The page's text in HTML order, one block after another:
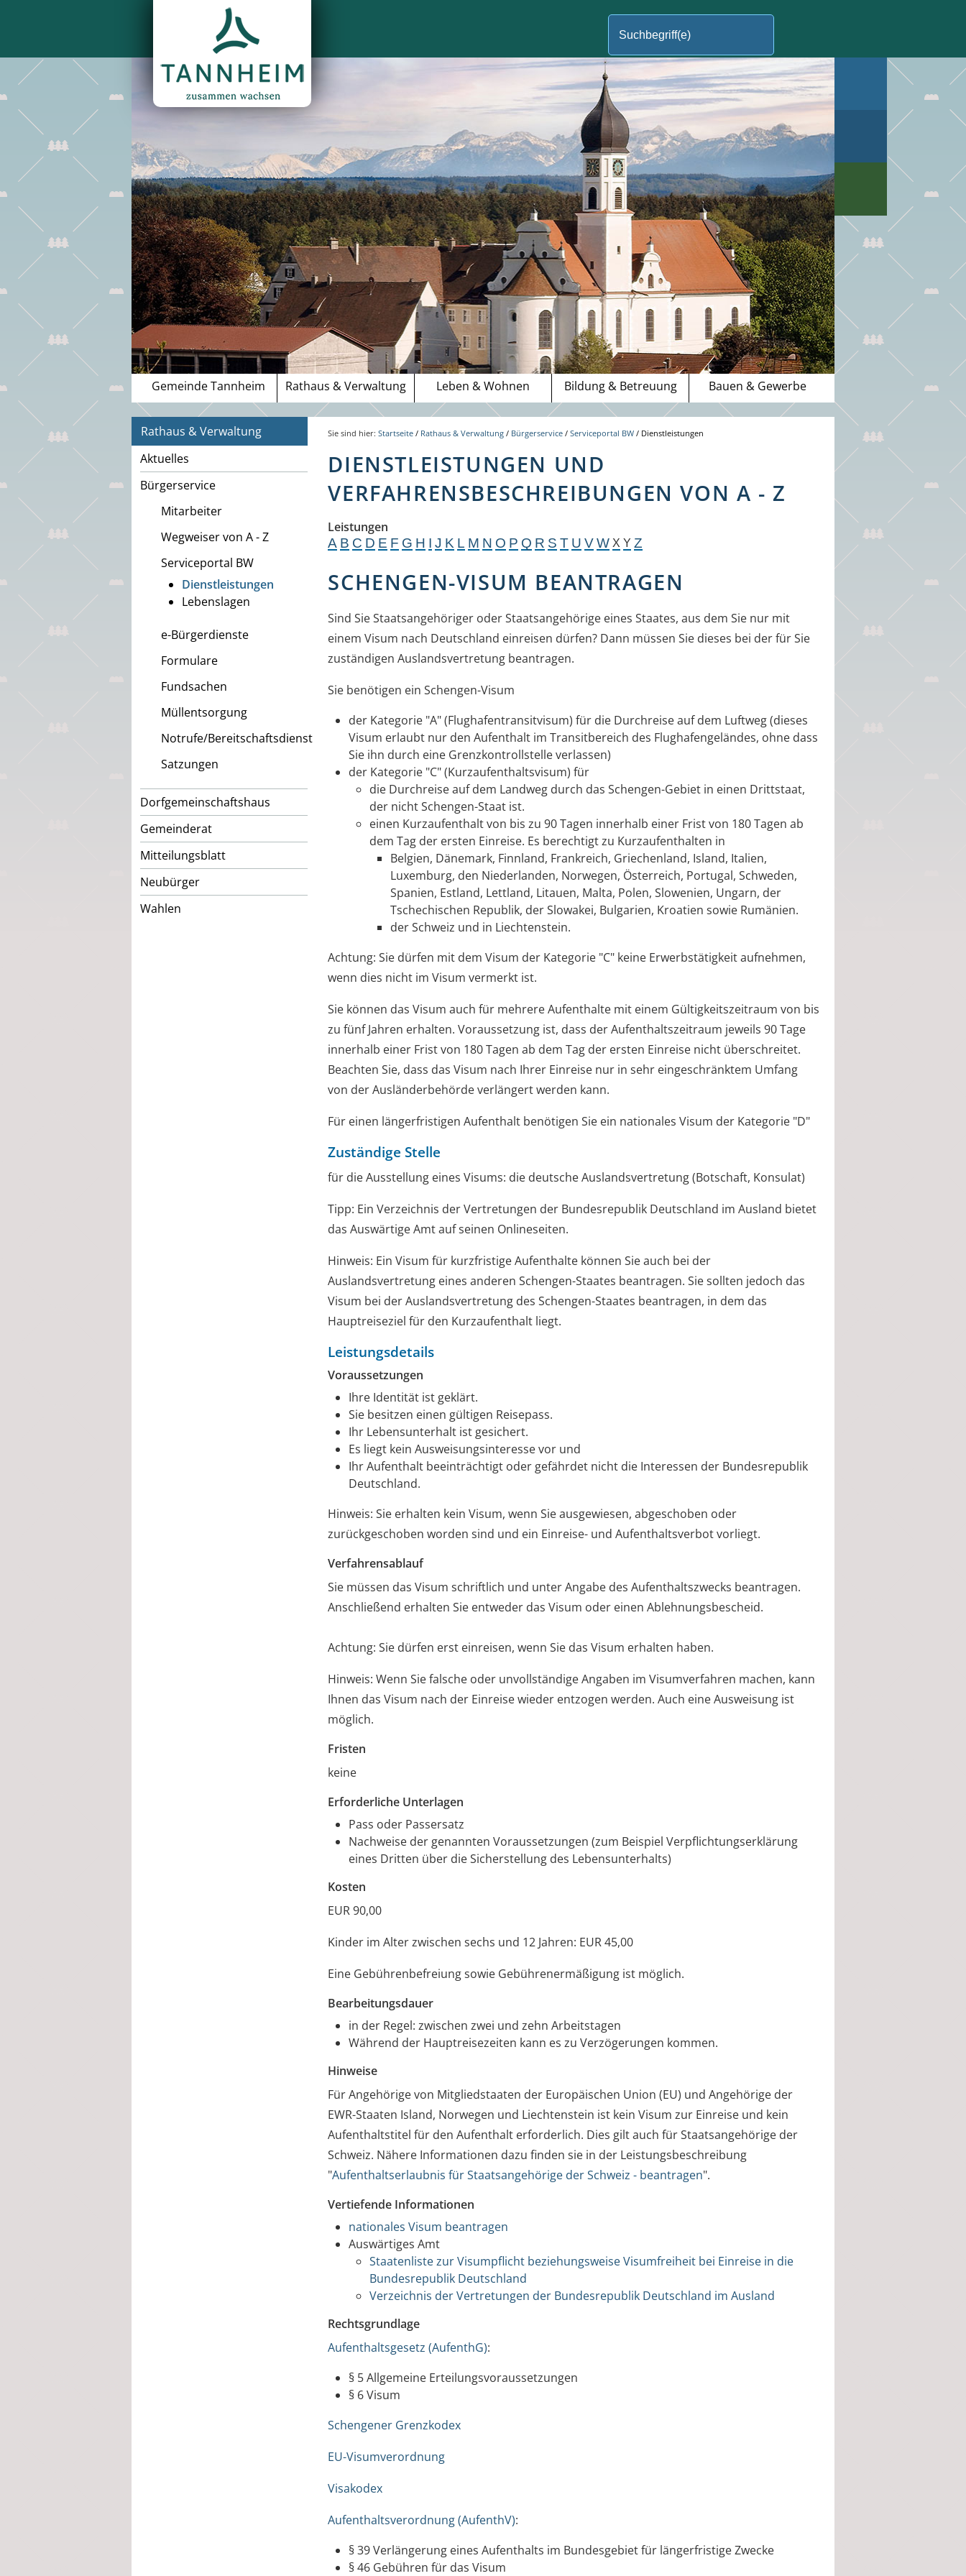
Gemeinde Tannheim Rathaus & Verwaltung Leben & Wohnen Bildung & Betreuung Bauen & Gewerbe
Rathaus & Verwaltung
Aktuelles
Bürgerservice
Mitarbeiter
Wegweiser von A - Z
Serviceportal BW
Dienstleistungen
Lebenslagen
e-Bürgerdienste
Formulare
Fundsachen
Müllentsorgung
Notrufe/Bereitschaftsdienst
Satzungen
Dorfgemeinschaftshaus
Gemeinderat
Mitteilungsblatt
Neubürger
Wahlen
Sie sind hier:Startseite / Rathaus & Verwaltung / Bürgerservice /Serviceportal BW / Dienstleistungen
DIENSTLEISTUNGEN UND
VERFAHRENSBESCHREIBUNGEN VON A - Z
Leistungen
A B C D E F G H I J K L M N O P Q R S T U V W X Y Z
SCHENGEN-VISUM BEANTRAGEN
Sind Sie Staatsangehöriger oder Staatsangehörige eines Staates, aus dem Sie nur mit
einem Visum nach Deutschland einreisen dürfen? Dann müssen Sie dieses bei der für Sie
zuständigen Auslandsvertretung beantragen.
Sie benötigen ein Schengen-Visum
der Kategorie "A" (Flughafentransitvisum) für die Durchreise auf dem Luftweg(dieses
Visum erlaubt nur den Aufenthalt im Transitbereich des Flughafengeländes, ohne dass
Sie ihn durch eine Grenzkontrollstelle verlassen)
der Kategorie "C" (Kurzaufenthaltsvisum) für
die Durchreise auf dem Landweg durch das Schengen-Gebiet in einen Drittstaat,
der nicht Schengen-Staat ist.
einen Kurzaufenthalt von bis zu 90 Tagen innerhalb einer Frist von 180 Tagen ab
dem Tag der ersten Einreise. Es berechtigt zu Kurzaufenthalten in
Belgien, Dänemark, Finnland, Frankreich, Griechenland, Island, Italien,
Luxemburg, den Niederlanden, Norwegen, Österreich, Portugal, Schweden,
Spanien, Estland, Lettland, Litauen, Malta, Polen, Slowenien, Ungarn, der
Tschechischen Republik, der Slowakei, Bulgarien, Kroatien sowie Rumänien.
der Schweiz und in Liechtenstein.
Achtung: Sie dürfen mit dem Visum der Kategorie "C" keine Erwerbstätigkeit aufnehmen,
wenn dies nicht im Visum vermerkt ist.
Sie können das Visum auch für mehrere Aufenthalte mit einem Gültigkeitszeitraum von bis
zu fünf Jahren erhalten.Voraussetzung ist, dass der Aufenthaltszeitraum jeweils 90 Tage
innerhalb einer Frist von 180 Tagen ab dem Tag der ersten Einreise nicht überschreitet.
Beachten Sie, dass das Visum nach Ihrer Einreise nur in sehr eingeschränktem Umfang
von der Ausländerbehörde verlängert werden kann.
Für einen längerfristigen Aufenthalt benötigen Sie ein nationales Visum der Kategorie "D"
Zuständige Stelle
für die Ausstellung eines Visums: die deutsche Auslandsvertretung (Botschaft, Konsulat)
Tipp: Ein Verzeichnis der Vertretungen der Bundesrepublik Deutschland im Ausland bietet
das Auswärtige Amt auf seinen Onlineseiten.
Hinweis: Ein Visum für kurzfristige Aufenthalte können Sie auch bei der
Auslandsvertretung eines anderen Schengen-Staates beantragen. Sie sollten jedoch das
Visum bei der Auslandsvertretung des Schengen-Staates beantragen, in dem das
Hauptreiseziel für den Kurzaufenthalt liegt.
Leistungsdetails
Voraussetzungen
Ihre Identität ist geklärt.
Sie besitzen einen gültigen Reisepass.
Ihr Lebensunterhalt ist gesichert.
Es liegt kein Ausweisungsinteresse vor und
Ihr Aufenthalt beeinträchtigt oder gefährdet nicht die Interessen der Bundesrepublik
Deutschland.
Hinweis: Sie erhalten kein Visum, wenn Sie ausgewiesen, abgeschoben oder
zurückgeschoben worden sind und ein Einreise- und Aufenthaltsverbot vorliegt.
Verfahrensablauf
Sie müssen das Visum schriftlich und unter Angabe des Aufenthaltszwecks beantragen.
Anschließend erhalten Sie entweder das Visum oder einen Ablehnungsbescheid.
Achtung: Sie dürfen erst einreisen, wenn Sie das Visum erhalten haben.
Hinweis: Wenn Siefalsche oder unvollständige Angaben im Visumverfahren machen, kann
Ihnen dasVisum nach der Einreisewieder entzogen werden. Auch eineAusweisung ist
möglich.
Fristen
keine
Erforderliche Unterlagen
Pass oder Passersatz
Nachweise der genannten Voraussetzungen (zum Beispiel Verpflichtungserklärung
eines Dritten über die Sicherstellung des Lebensunterhalts)
Kosten
EUR 90,00
Kinder im Alter zwischen sechs und 12 Jahren: EUR 45,00
Eine Gebührenbefreiung sowie Gebührenermäßigung ist möglich.
Bearbeitungsdauer
in der Regel: zwischen zwei und zehn Arbeitstagen
Während der Hauptreisezeiten kann es zu Verzögerungen kommen.
Hinweise
Für Angehörige von Mitgliedstaaten der Europäischen Union (EU) und Angehörige der
EWR-Staaten Island, Norwegen und Liechtenstein ist kein Visum zur Einreise und kein
Aufenthaltstitel für den Aufenthalt erforderlich. Dies gilt auch für Staatsangehörige der
Schweiz. Nähere Informationen dazu finden sie in der Leistungsbeschreibung
"Aufenthaltserlaubnis für Staatsangehörige der Schweiz - beantragen".
Vertiefende Informationen
nationales Visum beantragen
Auswärtiges Amt
Staatenliste zur Visumpflicht beziehungsweise Visumfreiheit bei Einreise in die
Bundesrepublik Deutschland
Verzeichnis der Vertretungen der Bundesrepublik Deutschland im Ausland
Rechtsgrundlage
Aufenthaltsgesetz (AufenthG):
§ 5 Allgemeine Erteilungsvoraussetzungen
§ 6 Visum
Schengener Grenzkodex
EU-Visumverordnung
Visakodex
Aufenthaltsverordnung (AufenthV):
§ 39 Verlängerung eines Aufenthalts im Bundesgebiet für längerfristige Zwecke
§ 46 Gebühren für das Visum